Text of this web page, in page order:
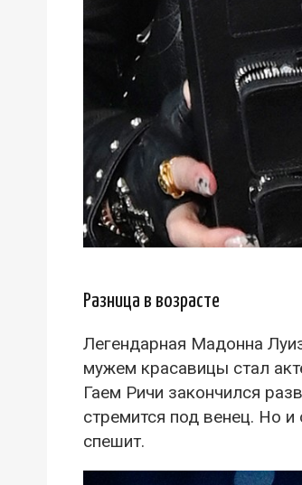
Разница в возрасте
Легендарная Мадонна
мужем красавицы стал
Гаем Ричи закончился
стремится под венец. Но
спешит.